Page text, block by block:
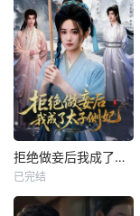
拒绝做妾后我成了太子侧妃
已完结